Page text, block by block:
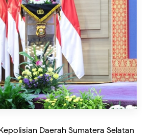
Daerah Sumatera Selatan